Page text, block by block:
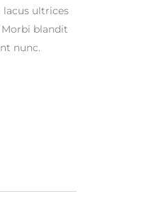
lacus ultrices
Morbi blandit
nunc.